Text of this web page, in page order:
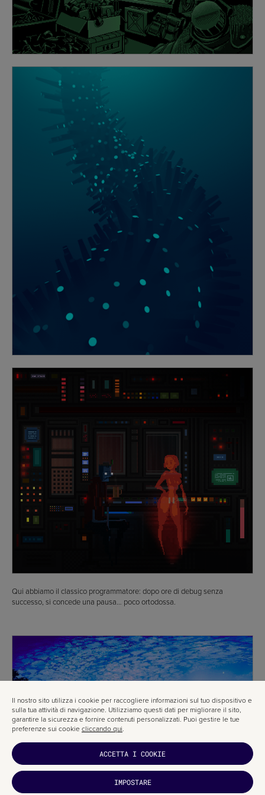
Qui abbiamo il classico programmatore: dopo ore di debug senza
successo, si concede una pausa… poco ortodossa.
Il nostro sito utilizza i cookie per raccogliere informazioni sul tuo dispositivo e
sulla tua attività di navigazione. Utilizziamo questi dati per migliorare il sito,
garantire la sicurezza e fornire contenuti personalizzati. Puoi gestire le tue
preferenze sui cookiecliccando qui.
ACCETTA I COOKIE
IMPOSTARE